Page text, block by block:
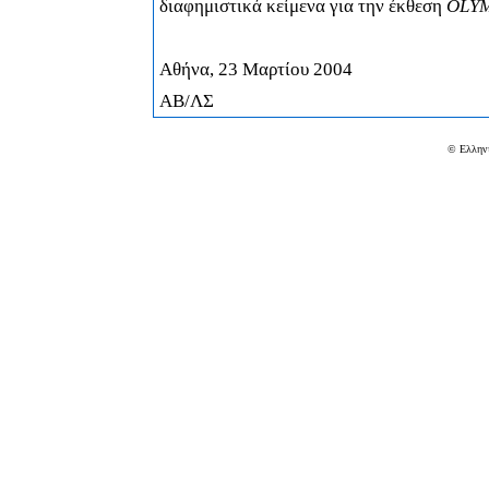
διαφημιστικά κείμενα για την έκθεση
Αθήνα, 23 Μαρτίου 2004
AΒ/ΛΣ
©